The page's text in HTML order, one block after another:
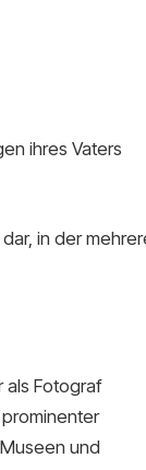
ihres Vaters
in der
als Fotograf
und